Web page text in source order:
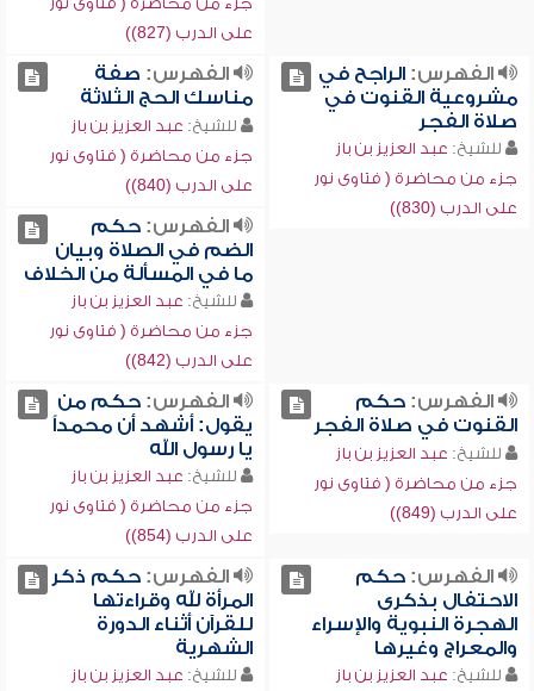
على الدرب (827))
الفهرس:الراجح في
مشروعية القنوت في
صلاة الفجر
للشيخ: عبد العزيز بن باز
جزء من محاضرة ( فتاوى نور
على الدرب (830))
الفهرس: صفة
مناسك الحج الثلاثة
للشيخ: عبد العزيز بن باز
جزء من محاضرة ( فتاوى نور
على الدرب (840))
الفهرس:حكم
الضم في الصلاة وبيان
ما في المسألة من الخلاف
للشيخ: عبد العزيز بن باز
جزء من محاضرة ( فتاوى نور
على الدرب (842))
الفهرس:حكم
القنوت في صلاة الفجر
للشيخ: عبد العزيز بن باز
جزء من محاضرة ( فتاوى نور
على الدرب (849))
الفهرس:حكم من
يقول: أشهد أن محمداً
يا رسول الله
للشيخ: عبد العزيز بن باز
جزء من محاضرة ( فتاوى نور
على الدرب (854))
الفهرس:حكم
الاحتفال بذكرى
الهجرة النبوية والإسراء
والمعراج وغيرها
للشيخ: عبد العزيز بن باز
الفهرس:حكم ذكر
المرأة لله وقراءتها
للقرآن أثناء الدورة
الشهرية
للشيخ: عبد العزيز بن باز